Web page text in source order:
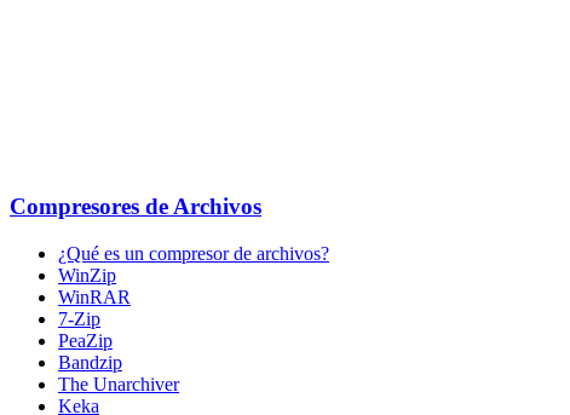
Compresores de Archivos
¿Qué es un compresor de archivos?
WinZip
WinRAR
7-Zip
PeaZip
Bandzip
The Unarchiver
Keka